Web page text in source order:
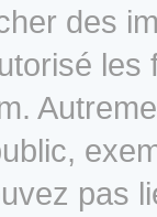
des
pas